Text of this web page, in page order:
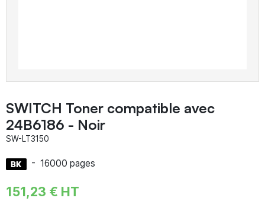
SWITCH Toner compatible avec
24B6186 - Noir
SW-LT3150
- 16000 pages
151,23 € HT